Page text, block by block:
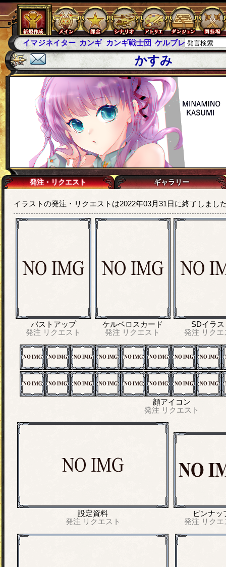
イマジネイター カンギ カンギ戦士団 ケルブレ ケルベロ
かすみ
発注・リクエスト ギャラリー
イラストの発注・リクエストは2022年03月31日に終了しまし
バストアップ
発注 リクエスト
ケルベロスカード
発注 リクエスト
SDイラス
発注 リク
顔アイコン
発注 リクエスト
設定資料
発注 リクエスト
ピンナッ
発注 リク